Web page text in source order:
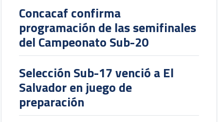
Concacaf confirma
programación de las semifinales
del Campeonato Sub-20
Selección Sub-17 venció a El
Salvador en juego de
preparación